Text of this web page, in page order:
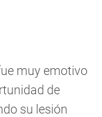
muy emotivo
de
su lesión